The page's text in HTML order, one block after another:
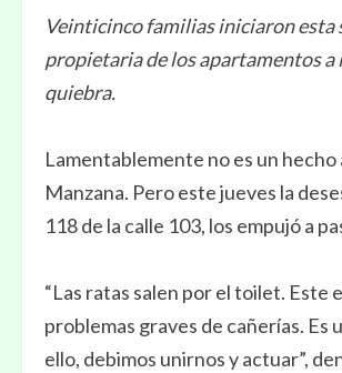
Veinticinco familias iniciaron esta
propietaria de los apartamentos a
quiebra.
Lamentablemente no es un hecho
Manzana. Pero este jueves la
118 de la calle 103, los empujó a
“Las ratas salen por el toilet.
problemas graves de cañerías.
ello, debimos unirnos y actuar”,